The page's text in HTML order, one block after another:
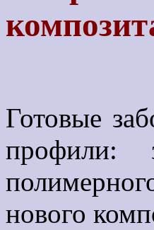
Готовые
профили:
нового